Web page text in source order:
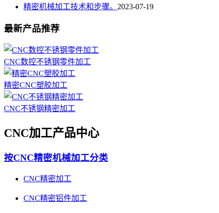
精密机械加工技术和步骤。 2023-07-19
最新产品推荐
CNC数控不锈钢零件加工
精密CNC塑胶加工
CNC不锈钢精密加工
CNC加工产品中心
按CNC精密机械加工分类
CNC精密加工
CNC精密铝件加工